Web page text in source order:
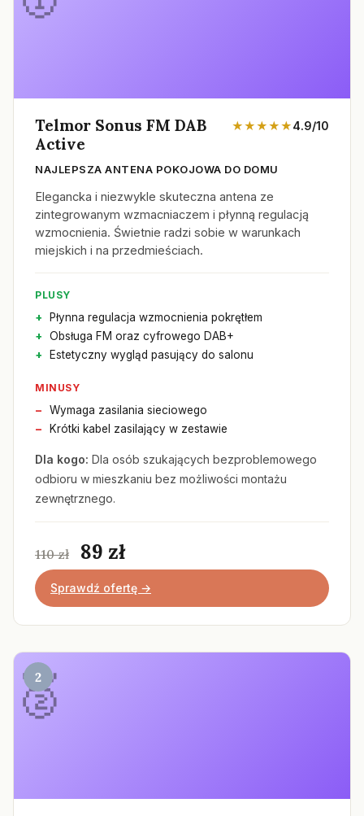
Telmor Sonus FM DAB
Active
★★★★★4.9/10
NAJLEPSZA ANTENA POKOJOWA DO DOMU
Elegancka i niezwykle skuteczna antena ze
zintegrowanym wzmacniaczem i płynną regulacją
wzmocnienia. Świetnie radzi sobie w warunkach
miejskich i na przedmieściach.
PLUSY
Płynna regulacja wzmocnienia pokrętłem
Obsługa FM oraz cyfrowego DAB+
Estetyczny wygląd pasujący do salonu
MINUSY
Wymaga zasilania sieciowego
Krótki kabel zasilający w zestawie
Dla kogo: Dla osób szukających bezproblemowego
odbioru w mieszkaniu bez możliwości montażu
zewnętrznego.
110 zł 89 zł
Sprawdź ofertę →
2